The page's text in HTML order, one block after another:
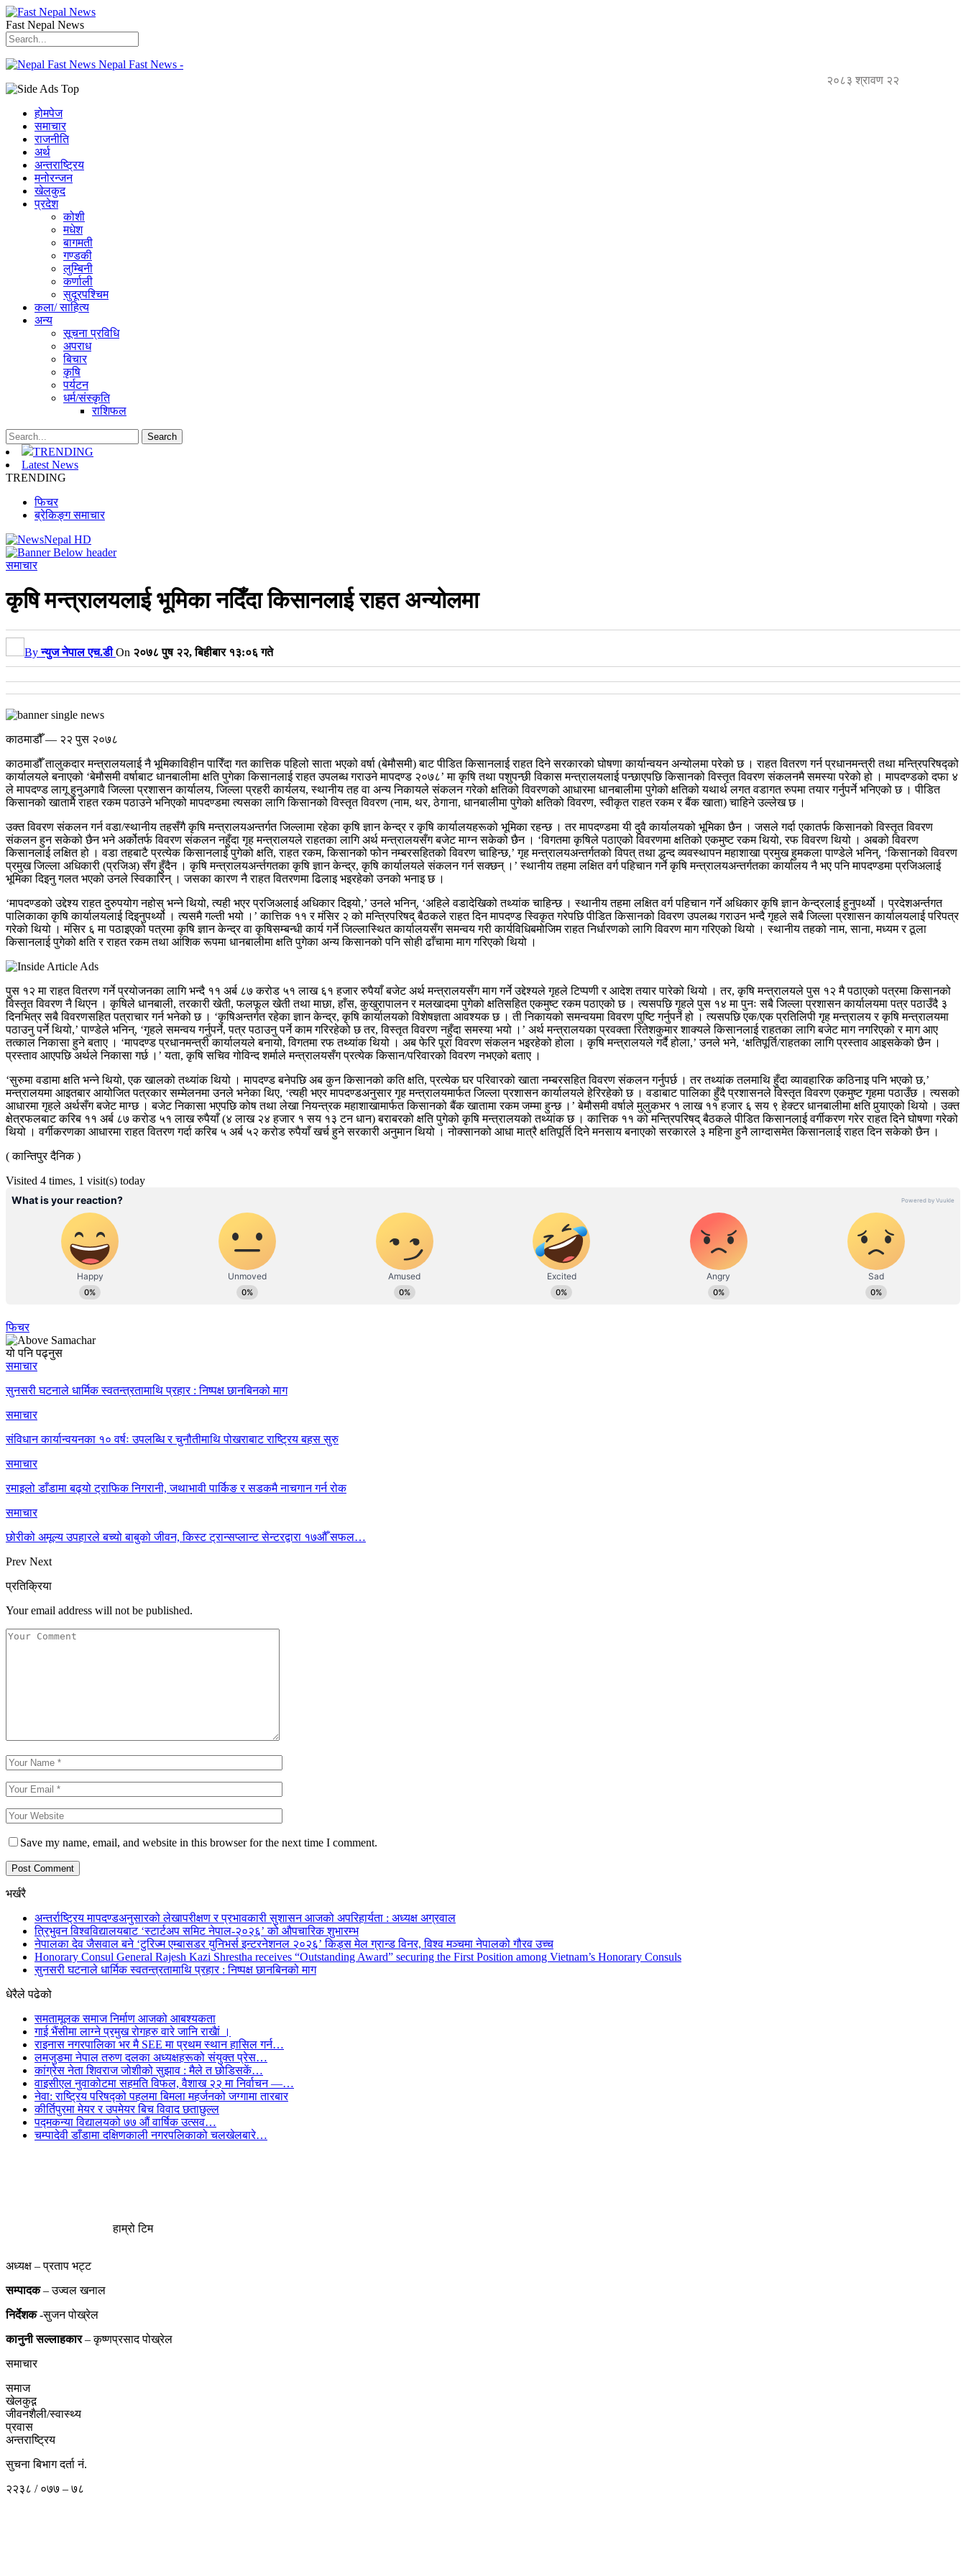
Fast Nepal News
Nepal Fast News -
२०८३ श्रावण २२
होमपेज
समाचार
राजनीति
अर्थ
अन्तराष्ट्रिय
मनोरन्जन
खेलकुद
प्रदेश
कोशी
मधेश
बागमती
गण्डकी
लुम्बिनी
कर्णाली
सुदूरपश्चिम
कला/ साहित्य
अन्य
सूचना प्रविधि
अपराध
बिचार
कृषि
पर्यटन
धर्म/संस्कृति
राशिफल
TRENDING
Latest News
TRENDING
फिचर
ब्रेकिङ्ग समाचार
समाचार
कृषि मन्त्रालयलाई भूमिका नदिँदा किसानलाई राहत अन्योलमा
Byन्युज नेपाल एच.डी On २०७८ पुष २२, बिहीबार १३:०६ गते
काठमाडौँ — २२ पुस २०७८
काठमाडौँ तालुकदार मन्त्रालयलाई नै भूमिकाविहीन पारिँदा गत कात्तिक पहिलो साता भएको वर्षा (बेमौसमी) बाट पीडित किसानलाई राहत दिने सरकारको घोषणा कार्यान्वयन अन्योलमा परेको छ । राहत वितरण गर्न प्रधानमन्त्री तथा मन्त्रिपरिषद्को
कार्यालयले बनाएको ‘बेमौसमी वर्षाबाट धानबालीमा क्षति पुगेका किसानलाई राहत उपलब्ध गराउने मापदण्ड २०७८’ मा कृषि तथा पशुपन्छी विकास मन्त्रालयलाई पन्छाएपछि किसानको विस्तृत विवरण संकलनमै समस्या परेको हो ।मापदण्डको दफा ४
ले मापदण्ड लागू हुनुअगावै जिल्ला प्रशासन कार्यालय, जिल्ला प्रहरी कार्यलय, स्थानीय तह वा अन्य निकायले संकलन गरेको क्षतिको विवरणको आधारमा धानबालीमा पुगेको क्षतिको यथार्थ लगत वडागत रुपमा तयार गर्नुपर्ने भनिएको छ । पीडित
किसानको खातामै राहत रकम पठाउने भनिएको मापदण्डमा त्यसका लागि किसानको विस्तृत विवरण (नाम, थर, ठेगाना, धानबालीमा पुगेको क्षतिको विवरण, स्वीकृत राहत रकम र बैंक खाता) चाहिने उल्लेख छ ।
उक्त विवरण संकलन गर्न वडा/स्थानीय तहसँगै कृषि मन्त्रालयअन्तर्गत जिल्लामा रहेका कृषि ज्ञान केन्द्र र कृषि कार्यालयहरूको भूमिका रहन्छ । तर मापदण्डमा यी दुवै कार्यालयको भूमिका छैन । जसले गर्दा एकातर्फ किसानको विस्तृत विवरण
संकलन हुन सकेको छैन भने अर्कोतर्फ विवरण संकलन नहुँदा गृह मन्त्रालयले राहतका लागि अर्थ मन्त्रालयसँग बजेट माग्न सकेको छैन । ‘विगतमा कृषिले पठाएको विवरणमा क्षतिको एकमुष्ट रकम थियो, रफ विवरण थियो । अबको विवरण
किसानलाई लक्षित हो । वडा तहबाटै प्रत्येक किसानलाई पुगेको क्षति, राहत रकम, किसानको फोन नम्बरसहितको विवरण चाहिन्छ,’ गृह मन्त्रालयअन्तर्गतको विपत् तथा द्धन्द व्यवस्थापन महाशाखा प्रमुख हुमकला पाण्डेले भनिन्, ‘किसानको विवरण
प्रमुख जिल्ला अधिकारी (प्रजिअ) सँग हुँदैन । कृषि मन्त्रालयअर्न्तगतका कृषि ज्ञान केन्द्र, कृषि कार्यालयले संकलन गर्न सक्छन् ।’ स्थानीय तहमा लक्षित वर्ग पहिचान गर्ने कृषि मन्त्रालयअन्तर्गतका कार्यालय नै भए पनि मापदण्डमा प्रजिअलाई
भूमिका दिइनु गलत भएको उनले स्विकारिन् । जसका कारण नै राहत वितरणमा ढिलाइ भइरहेको उनको भनाइ छ ।
‘मापदण्डको उद्देश्य राहत दुरुपयोग नहोस् भन्ने थियो, त्यही भएर प्रजिअलाई अधिकार दिइयो,’ उनले भनिन्, ‘अहिले वडादेखिको तथ्यांक चाहिन्छ । स्थानीय तहमा लक्षित वर्ग पहिचान गर्ने अधिकार कृषि ज्ञान केन्द्रलाई हुनुपर्थ्यो । प्रदेशअर्न्तगत
पालिकाका कृषि कार्यालयलाई दिइनुपर्थ्यो । त्यसमै गल्ती भयो ।’कात्तिक ११ र मंसिर २ को मन्त्रिपरिषद् बैठकले राहत दिन मापदण्ड स्विकृत गरेपछि पीडित किसानको विवरण उपलब्ध गराउन भन्दै गृहले सबै जिल्ला प्रशासन कार्यालयलाई परिपत्र
गरेको थियो । मंसिर ६ मा पठाइएको पत्रमा कृषि ज्ञान केन्द्र वा कृषिसम्बन्धी कार्य गर्ने जिल्लास्थित कार्यालयसँग समन्वय गरी कार्यविधिबमोजिम राहत निर्धारणको लागि विवरण माग गरिएको थियो । स्थानीय तहको नाम, साना, मध्यम र ठूला
किसानलाई पुगेको क्षति र राहत रकम तथा आंशिक रूपमा धानबालीमा क्षति पुगेका अन्य किसानको पनि सोही ढाँचामा माग गरिएको थियो ।
पुस १२ मा राहत वितरण गर्ने प्रयोजनका लागि भन्दै ११ अर्ब ८७ करोड ५१ लाख ६१ हजार रुपैयाँ बजेट अर्थ मन्त्रालयसँग माग गर्ने उद्देश्यले गृहले टिप्पणी र आदेश तयार पारेको थियो । तर, कृषि मन्त्रालयले पुस १२ मै पठाएको पत्रमा किसानको
विस्तृत विवरण नै थिएन । कृषिले धानबाली, तरकारी खेती, फलफूल खेती तथा माछा, हाँस, कुखुरापालन र मलखादमा पुगेको क्षतिसहित एकमुष्ट रकम पठाएको छ । त्यसपछि गृहले पुस १४ मा पुनः सबै जिल्ला प्रशासन कार्यालयमा पत्र पठाउँदै ३
दिनभित्र सबै विवरणसहित पत्राचार गर्न भनेको छ । ‘कृषिअन्तर्गत रहेका ज्ञान केन्द्र, कृषि कार्यालयको विशेषज्ञता आवश्यक छ । ती निकायको समन्वयमा विवरण पुष्टि गर्नुपर्ने हो । त्यसपछि एक/एक प्रतिलिपी गृह मन्त्रालय र कृषि मन्त्रालयमा
पठाउनु पर्ने थियो,’ पाण्डेले भनिन्, ‘गृहले समन्वय गर्नुपर्ने, पत्र पठाउनु पर्ने काम गरिरहेको छ तर, विस्तृत विवरण नहुँदा समस्या भयो ।’ अर्थ मन्त्रालयका प्रवक्ता रितेशकुमार शाक्यले किसानलाई राहतका लागि बजेट माग नगरिएको र माग आए
तत्काल निकासा हुने बताए । ‘मापदण्ड प्रधानमन्त्री कार्यालयले बनायो, विगतमा रफ तथ्यांक थियो । अब फेरि पूरा विवरण संकलन भइरहेको होला । कृषि मन्त्रालयले गर्दै होला,’ उनले भने, ‘क्षतिपूर्ति/राहतका लागि प्रस्ताव आइसकेको छैन ।
प्रस्ताव आएपछि अर्थले निकासा गर्छ ।’ यता, कृषि सचिव गोविन्द शर्माले मन्त्रालयसँग प्रत्येक किसान/परिवारको विवरण नभएको बताए ।
‘सुरुमा वडामा क्षति भन्ने थियो, एक खालको तथ्यांक थियो । मापदण्ड बनेपछि अब कुन किसानको कति क्षति, प्रत्येक घर परिवारको खाता नम्बरसहित विवरण संकलन गर्नुपर्छ । तर तथ्यांक तलमाथि हुँदा व्यावहारिक कठिनाइ पनि भएको छ,’
मन्त्रालयमा आइतबार आयोजित पत्रकार सम्मेलनमा उनले भनेका थिए, ‘त्यही भएर मापदण्डअनुसार गृह मन्त्रालयमार्फत जिल्ला प्रशासन कार्यालयले हेरिरहेको छ । वडाबाट पालिका हुँदै प्रशासनले विस्तृत विवरण एकमुष्ट गृहमा पठाउँछ । त्यसको
आधारमा गृहले अर्थसँग बजेट माग्छ । बजेट निकासा भएपछि कोष तथा लेखा नियन्त्रक महाशाखामार्फत किसानको बैंक खातामा रकम जम्मा हुन्छ ।’ बेमौसमी वर्षाले मुलुकभर १ लाख ११ हजार ६ सय ९ हेक्टर धानबालीमा क्षति पुर्‍याएको थियो । उक्त
क्षेत्रफलबाट करिब ११ अर्ब ८७ करोड ५१ लाख रुपैयाँ (४ लाख २४ हजार १ सय १३ टन धान) बराबरको क्षति पुगेको कृषि मन्त्रालयको तथ्यांक छ । कात्तिक ११ को मन्त्रिपरिषद् बैठकले पीडित किसानलाई वर्गीकरण गरेर राहत दिने घोषणा गरेको
थियो । वर्गीकरणका आधारमा राहत वितरण गर्दा करिब ५ अर्ब ५२ करोड रुपैयाँ खर्च हुने सरकारी अनुमान थियो । नोक्सानको आधा मात्रै क्षतिपूर्ति दिने मनसाय बनाएको सरकारले ३ महिना हुनै लाग्दासमेत किसानलाई राहत दिन सकेको छैन ।
( कान्तिपुर दैनिक )
Visited 4 times, 1 visit(s) today
फिचर
यो पनि पढ्नुस
समाचार
सुनसरी घटनाले धार्मिक स्वतन्त्रतामाथि प्रहार : निष्पक्ष छानबिनको माग
समाचार
संविधान कार्यान्वयनका १० वर्षः उपलब्धि र चुनौतीमाथि पोखराबाट राष्ट्रिय बहस सुरु
समाचार
रमाइलो डाँडामा बढ्यो ट्राफिक निगरानी, जथाभावी पार्किङ र सडकमै नाचगान गर्न रोक
समाचार
छोरीको अमूल्य उपहारले बच्यो बाबुको जीवन, किस्ट ट्रान्सप्लान्ट सेन्टरद्वारा १७औँ सफल…
Prev Next
प्रतिक्रिया
Your email address will not be published.
Save my name, email, and website in this browser for the next time I comment.
भर्खरै
अन्तर्राष्ट्रिय मापदण्डअनुसारको लेखापरीक्षण र प्रभावकारी सुशासन आजको अपरिहार्यता : अध्यक्ष अग्रवाल
त्रिभुवन विश्वविद्यालयबाट ‘स्टार्टअप समिट नेपाल-२०२६’ को औपचारिक शुभारम्भ
नेपालका देव जैसवाल बने ‘टुरिज्म एम्बासडर युनिभर्स इन्टरनेशनल २०२६’ किड्स मेल ग्रान्ड विनर, विश्व मञ्चमा नेपालको गौरव उच्च
Honorary Consul General Rajesh Kazi Shrestha receives “Outstanding Award” securing the First Position among Vietnam’s Honorary Consuls
सुनसरी घटनाले धार्मिक स्वतन्त्रतामाथि प्रहार : निष्पक्ष छानबिनको माग
धेरैले पढेको
समतामूलक समाज निर्माण आजको आबश्यकता
गाई भैंसीमा लाग्ने प्रमुख रोगहरु वारे जानि राखैां ।
राइनास नगरपालिका भर मै SEE मा प्रथम स्थान हासिल गर्न…
लमजुङमा नेपाल तरुण दलका अध्यक्षहरूको संयुक्त प्रेस…
कांग्रेस नेता शिवराज जोशीको सुझाव : मैले त छोडिसकें…
वाइसीएल नुवाकोटमा सहमति विफल, वैशाख २२ मा निर्वाचन —…
नेवा: राष्ट्रिय परिषद्को पहलमा बिमला महर्जनको जग्गामा तारबार
कीर्तिपुरमा मेयर र उपमेयर बिच विवाद छताछुल्ल
पद्मकन्या विद्यालयको ७७ औं ‌‌वार्षिक ‌उत्सव…
चम्पादेवी डाँडामा दक्षिणकाली नगरपलिकाको चलखेलबारे…
हाम्रो टिम
अध्यक्ष – प्रताप भट्ट
सम्पादक– उज्वल खनाल
निर्देशक-सुजन पोख्रेल
कानुनी सल्लाहकार– कृष्णप्रसाद पोख्रेल
समाचार
समाज
खेलकुद़़
जीवनशैली/स्वास्थ्य
प्रवास
अन्तराष्ट्रिय
सुचना बिभाग दर्ता नं.
२२३८ / ०७७ – ७८